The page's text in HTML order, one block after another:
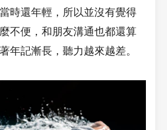
時還年輕，所以並沒有覺得
不便，和朋友溝通也都還算
年記漸長，聽力越來越差。